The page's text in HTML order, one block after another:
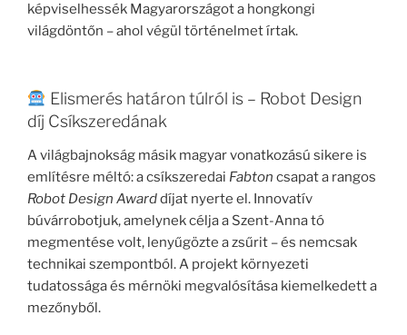
képviselhessék Magyarországot a hongkongi
világdöntőn – ahol végül történelmet írtak.
Elismerés határon túlról is – Robot Design
díj Csíkszeredának
A világbajnokság másik magyar vonatkozású sikere is
említésre méltó: a csíkszeredai Fabton csapat a rangos
Robot Design Awarddíjat nyerte el. Innovatív
búvárrobotjuk, amelynek célja a Szent-Anna tó
megmentése volt, lenyűgözte a zsűrit – és nemcsak
technikai szempontból. A projekt környezeti
tudatossága és mérnöki megvalósítása kiemelkedett a
mezőnyből.